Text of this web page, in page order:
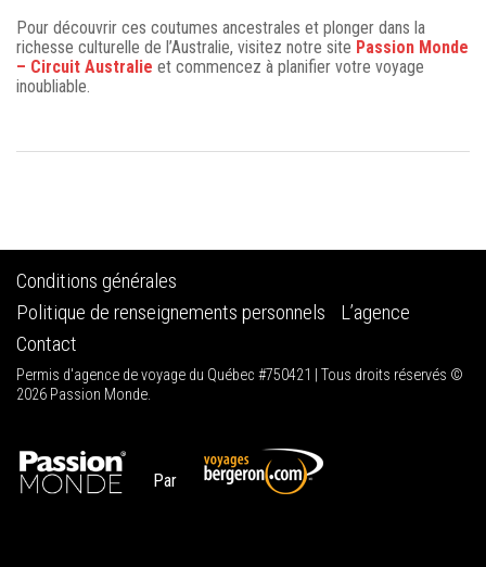
Pour découvrir ces coutumes ancestrales et plonger dans la
richesse culturelle de l’Australie, visitez notre site Passion Monde
– Circuit Australie et commencez à planifier votre voyage
inoubliable.
Conditions générales
Politique de renseignements personnels
L’agence
Contact
Permis d'agence de voyage du Québec #750421 | Tous droits réservés ©
2026 Passion Monde.
Par